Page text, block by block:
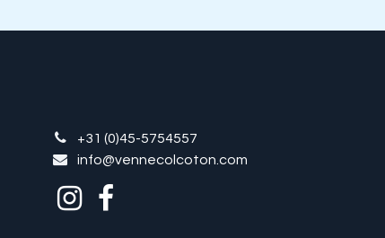
+31 (0)45-5754557
info@vennecolcoton.com